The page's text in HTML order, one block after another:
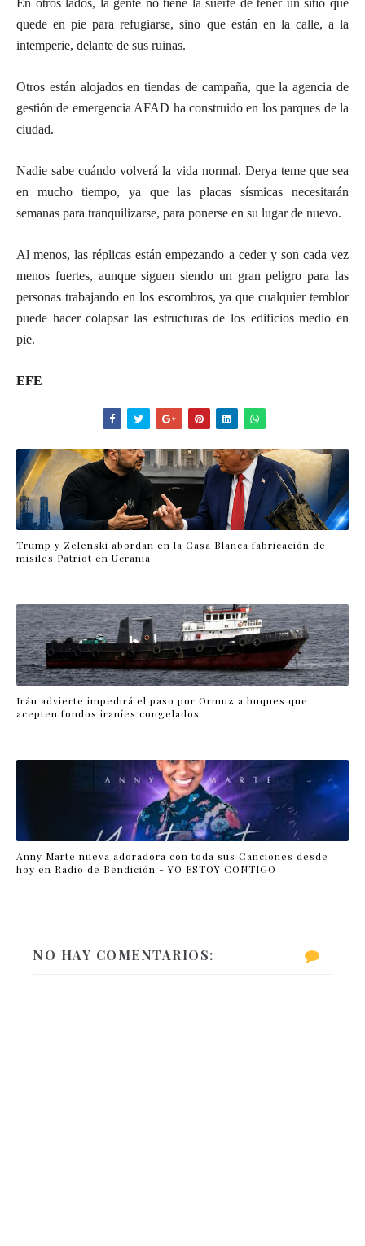
En otros lados, la gente no tiene la suerte de tener un sitio que
quede en pie para refugiarse, sino que están en la calle, a la
intemperie, delante de sus ruinas.
Otros están alojados en tiendas de campaña, que la agencia de
gestión de emergencia AFAD ha construido en los parques de la
ciudad.
Nadie sabe cuándo volverá la vida normal. Derya teme que sea
en mucho tiempo, ya que las placas sísmicas necesitarán
semanas para tranquilizarse, para ponerse en su lugar de nuevo.
Al menos, las réplicas están empezando a ceder y son cada vez
menos fuertes, aunque siguen siendo un gran peligro para las
personas trabajando en los escombros, ya que cualquier temblor
puede hacer colapsar las estructuras de los edificios medio en
pie.
EFE
Trump y Zelenski abordan en la Casa Blanca fabricación de
misiles Patriot en Ucrania
Irán advierte impedirá el paso por Ormuz a buques que
acepten fondos iraníes congelados
Anny Marte nueva adoradora con toda sus Canciones desde
hoy en Radio de Bendición - YO ESTOY CONTIGO
NO HAY COMENTARIOS: